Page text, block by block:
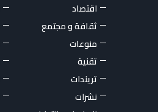
اقتصاد
ثقافة و مجتمع
منوعات
تقنية
تريندات
نشرات